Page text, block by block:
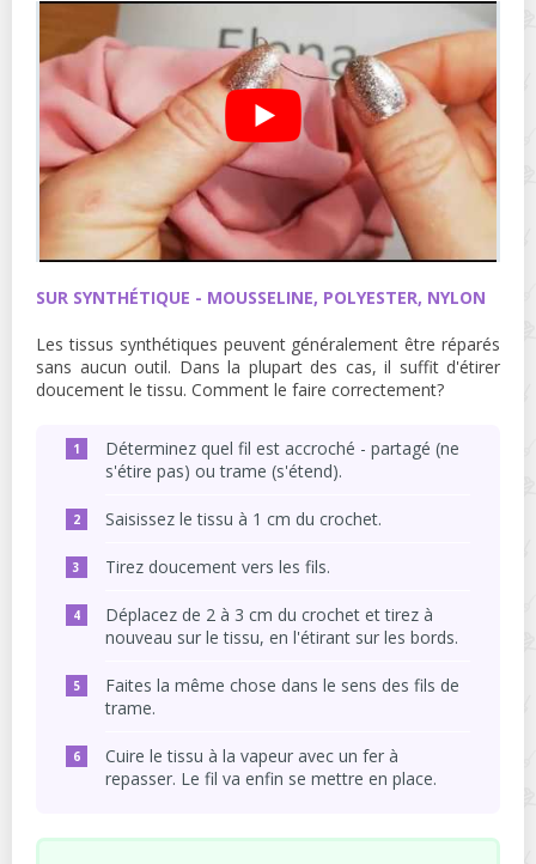
SUR SYNTHÉTIQUE - MOUSSELINE, POLYESTER, NYLON
Les tissus synthétiques peuvent généralement être réparés
sans aucun outil. Dans la plupart des cas, il suffit d'étirer
doucement le tissu. Comment le faire correctement?
Déterminez quel fil est accroché - partagé (ne
s'étire pas) ou trame (s'étend).
Saisissez le tissu à 1 cm du crochet.
Tirez doucement vers les fils.
Déplacez de 2 à 3 cm du crochet et tirez à
nouveau sur le tissu, en l'étirant sur les bords.
Faites la même chose dans le sens des fils de
trame.
Cuire le tissu à la vapeur avec un fer à
repasser. Le fil va enfin se mettre en place.